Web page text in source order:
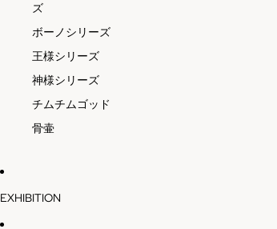
ズ
ボーノシリーズ
王様シリーズ
神様シリーズ
チムチムゴッド
骨壷
EXHIBITION